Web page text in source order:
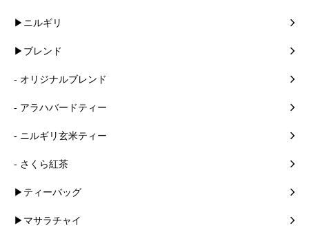
▶ニルギリ
▶ブレンド
- オリジナルブレンド
- アラハバードティー
- ニルギリ玄米ティー
- さくら紅茶
▶ティーバッグ
▶マサラチャイ